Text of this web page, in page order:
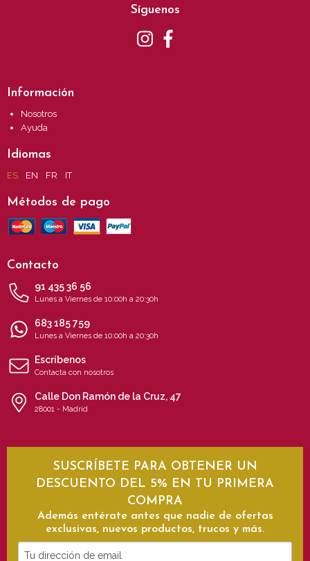
Síguenos
Información
Nosotros
Ayuda
Idiomas
ES EN FR IT
Métodos de pago
Contacto
91 435 36 56
Lunes a Viernes de 10:00h a 20:30h
683 185 759
Lunes a Viernes de 10:00h a 20:30h
Escríbenos
Contacta con nosotros
Calle Don Ramón de la Cruz, 47
28001 - Madrid
SUSCRÍBETE PARA OBTENER UN
DESCUENTO DEL 5% EN TU PRIMERA
COMPRA
Además entérate antes que nadie de ofertas
exclusivas, nuevos productos, trucos y más.
Tu